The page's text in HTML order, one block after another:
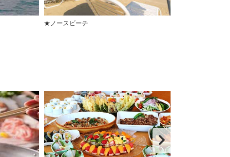
★ノースビーチ